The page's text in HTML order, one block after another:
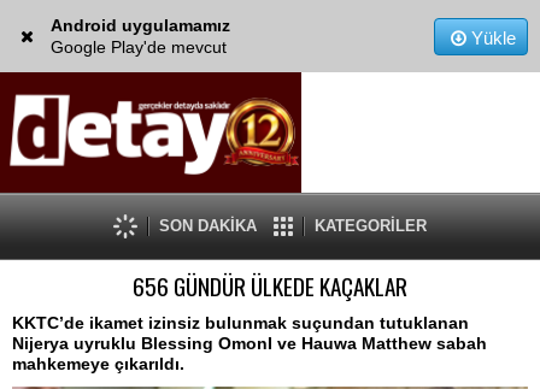
Android uygulamamız
Google Play'de mevcut
Yükle
SON DAKİKA KATEGORİLER
656 GÜNDÜR ÜLKEDE KAÇAKLAR
KKTC’de ikamet izinsiz bulunmak suçundan tutuklanan
Nijerya uyruklu Blessing OmonI ve Hauwa Matthew sabah
mahkemeye çıkarıldı.